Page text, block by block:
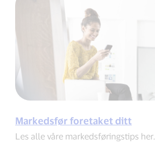
Markedsfør foretaket ditt
Les alle våre markedsføringstips her.